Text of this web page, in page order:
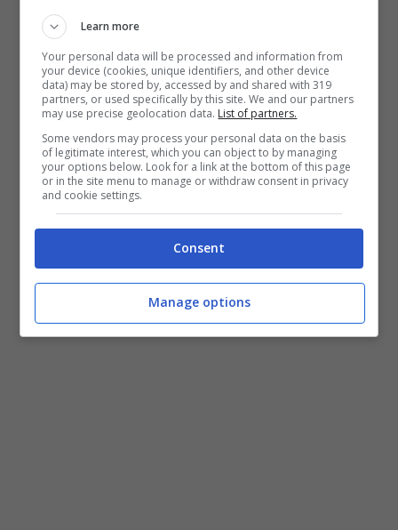
indagati è stato invece
seguito delle indagini svolte e in vista
dell’archiviazione delle loro posizioni. Tra le
posizioni stralciate figurano anche quelle di
Rfi e Alstom Ferroviaria.
Learn more
Your personal data will be processed and information from
your device (cookies, unique identifiers, and other device
data) may be stored by, accessed by and shared with 319
partners, or used specifically by this site. We and our partners
may use precise geolocation data. List of partners.
Some vendors may process your personal data on the basis
of legitimate interest, which you can object to by managing
your options below. Look for a link at the bottom of this page
or in the site menu to manage or withdraw consent in privacy
and cookie settings.
Consent
Manage options